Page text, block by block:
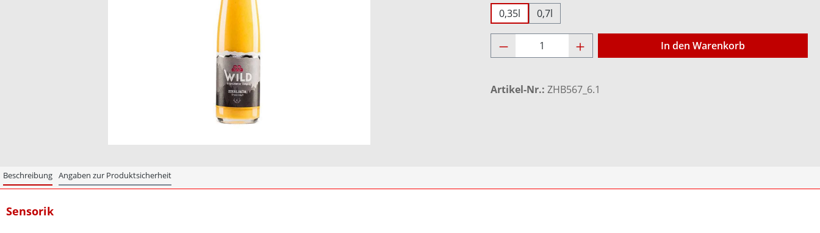
0,35l
0,7l
Produkt Anzahl: Gib den gewünschten Wert
In den Warenkorb
Artikel-Nr.: ZHB567_6.1
Beschreibung Angaben zur Produktsicherheit
Sensorik